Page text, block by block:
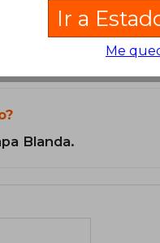
Blanda.
Ir a
Me